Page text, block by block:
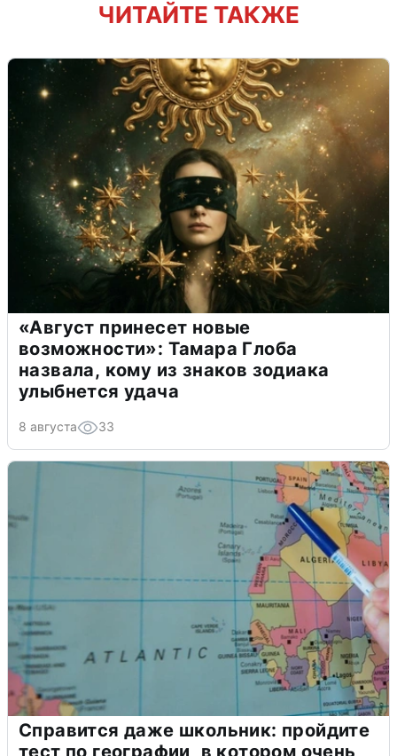
ЧИТАЙТЕ ТАКЖЕ
«Август принесет новые
возможности»: Тамара Глоба
назвала, кому из знаков зодиака
улыбнется удача
8 августа 33
Справится даже школьник: пройдите